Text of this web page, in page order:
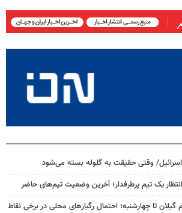
وقتی حقیقت به گلوله بسته می‌شود
یک تیم پرطرفدار؛ آخرین وضعیت تیم‌های حاضر
گیلان تا چهارشنبه؛ احتمال رگبارهای محلی در برخی نقاط